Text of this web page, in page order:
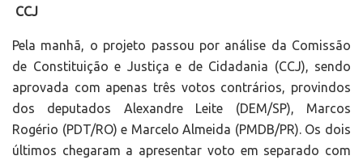
CCJ
Pela manhã, o projeto passou por análise da Comissão
de Constituição e Justiça e de Cidadania (CCJ), sendo
aprovada com apenas três votos contrários, provindos
dos deputados Alexandre Leite (DEM/SP), Marcos
Rogério (PDT/RO) e Marcelo Almeida (PMDB/PR). Os dois
últimos chegaram a apresentar voto em separado com